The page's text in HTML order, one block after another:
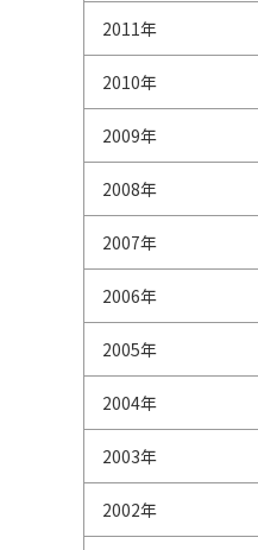
2011年
2010年
2009年
2008年
2007年
2006年
2005年
2004年
2003年
2002年